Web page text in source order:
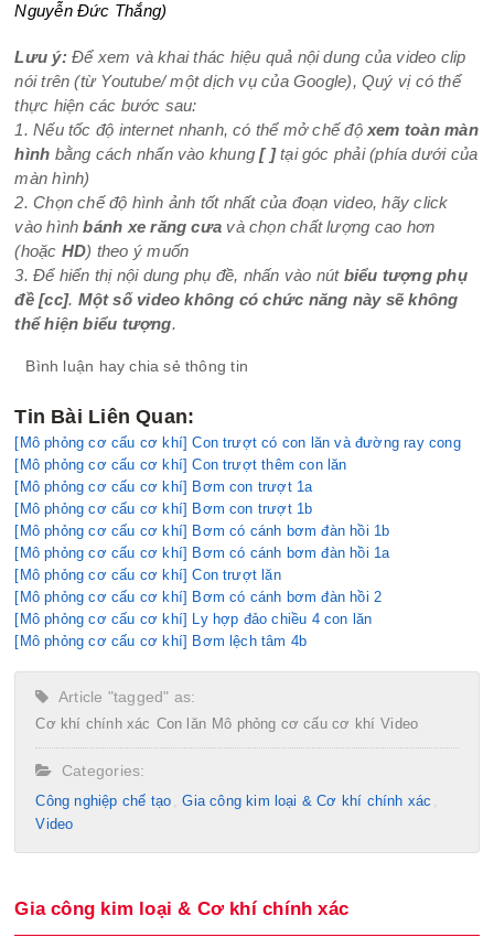
Nguyễn Đức Thắng)
Lưu ý:Để xem và khai thác hiệu quả nội dung của video clip
nói trên (từ Youtube/ một dịch vụ của Google), Quý vị có thể
thực hiện các bước sau:
1. Nếu tốc độ internet nhanh, có thể mở chế độ xem toàn màn
hình bằng cách nhấn vào khung [ ] tại góc phải (phía dưới của
màn hình)
2. Chọn chế độ hình ảnh tốt nhất của đoạn video, hãy click
vào hình bánh xe răng cưa và chọn chất lượng cao hơn
(hoặc HD) theo ý muốn
3. Để hiển thị nội dung phụ đề, nhấn vào nút biểu tượng phụ
đề [cc]. Một số video không có chức năng này sẽ không
thể hiện biểu tượng.
Bình luận hay chia sẻ thông tin
Tin Bài Liên Quan:
[Mô phỏng cơ cấu cơ khí] Con trượt có con lăn và đường ray cong
[Mô phỏng cơ cấu cơ khí] Con trượt thêm con lăn
[Mô phỏng cơ cấu cơ khí] Bơm con trượt 1a
[Mô phỏng cơ cấu cơ khí] Bơm con trượt 1b
[Mô phỏng cơ cấu cơ khí] Bơm có cánh bơm đàn hồi 1b
[Mô phỏng cơ cấu cơ khí] Bơm có cánh bơm đàn hồi 1a
[Mô phỏng cơ cấu cơ khí] Con trượt lăn
[Mô phỏng cơ cấu cơ khí] Bơm có cánh bơm đàn hồi 2
[Mô phỏng cơ cấu cơ khí] Ly hợp đảo chiều 4 con lăn
[Mô phỏng cơ cấu cơ khí] Bơm lệch tâm 4b
Article "tagged" as:
Cơ khí chính xác Con lăn Mô phỏng cơ cấu cơ khí Video
Categories:
Công nghiệp chế tạo​
Gia công kim loại & Cơ khí chính xác
Video
Gia công kim loại & Cơ khí chính xác